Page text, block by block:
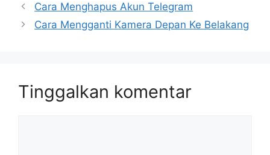
Cara Menghapus Akun Telegram
Cara Mengganti Kamera Depan Ke Belakang
Tinggalkan komentar